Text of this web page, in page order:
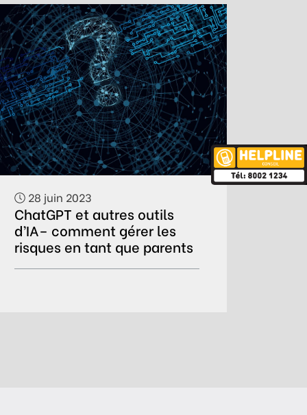
28 juin 2023
ChatGPT et autres outils
d’IA– comment gérer les
risques en tant que parents